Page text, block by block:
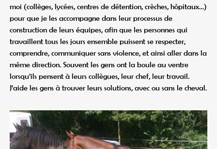
moi (collèges, lycées, centres de détention, crèches, hôpitaux…)
pour que je les accompagne dans leur processus de
construction de leurs équipes, afin que les personnes qui
travaillent tous les jours ensemble puissent se respecter,
comprendre, communiquer sans violence, et ainsi aller dans la
même direction. Souvent les gens ont la boule au ventre
lorsqu’ils pensent à leurs collègues, leur chef, leur travail.
J’aide les gens à trouver leurs solutions, avec ou sans le cheval.